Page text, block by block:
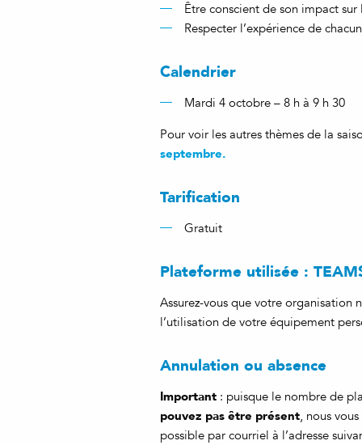
Être conscient de son impact sur
Respecter l’expérience de
Calendrier
Mardi 4 octobre – 8 h à 9 h 30
Pour voir les autres thèmes de la
septembre.
Tarification
Gratuit
Plateforme utilisée :
Assurez-vous que votre organisation
l’utilisation de votre équipement
Annulation ou absence
Important : puisque le nombre de
pouvez pas être présent, nous
possible par courriel à l’adresse